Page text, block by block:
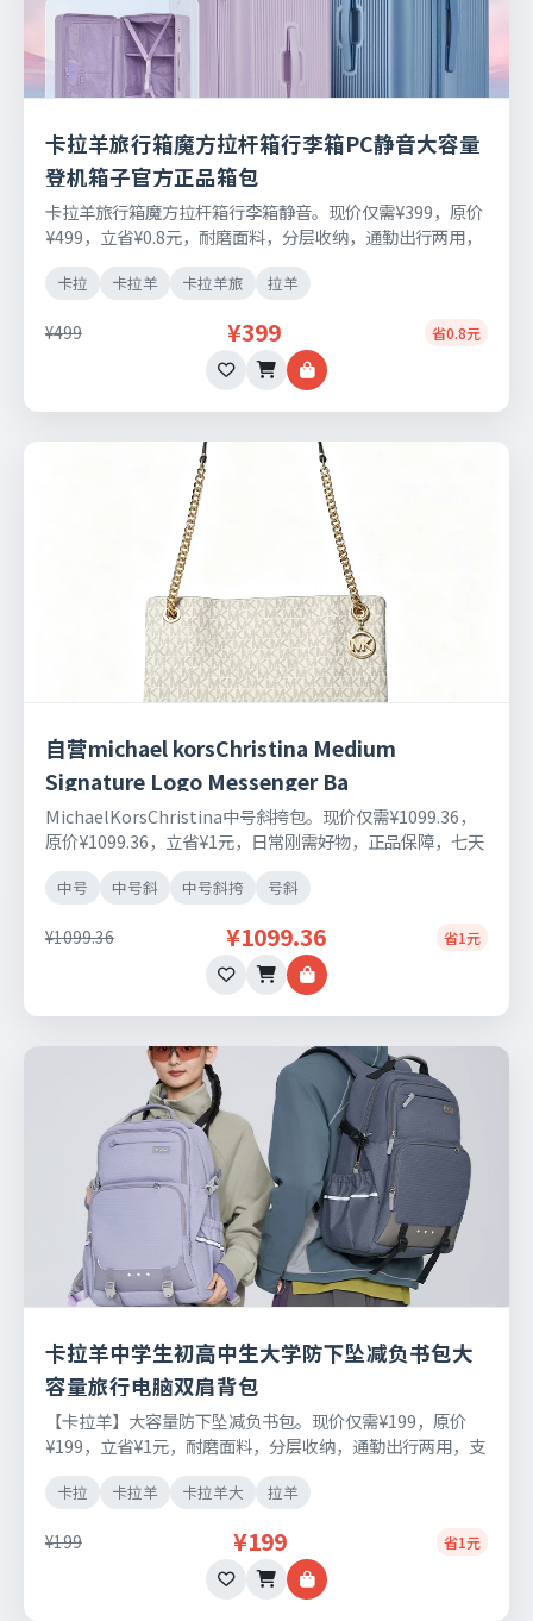
卡拉羊旅行箱魔方拉杆箱行李箱PC静音大容量
登机箱子官方正品箱包
卡拉羊旅行箱魔方拉杆箱行李箱静音。现价仅需¥399，原价
¥499，立省¥0.8元，耐磨面料，分层收纳，通勤出行两用，
卡拉 卡拉羊 卡拉羊旅 拉羊
¥499 ¥399 省0.8元
自营michael korsChristina Medium
Signature Logo Messenger Ba
MichaelKorsChristina中号斜挎包。现价仅需¥1099.36，
原价¥1099.36，立省¥1元，日常刚需好物，正品保障，七天
中号 中号斜 中号斜挎 号斜
¥1099.36 ¥1099.36 省1元
卡拉羊中学生初高中生大学防下坠减负书包大
容量旅行电脑双肩背包
【卡拉羊】大容量防下坠减负书包。现价仅需¥199，原价
¥199，立省¥1元，耐磨面料，分层收纳，通勤出行两用，支
卡拉 卡拉羊 卡拉羊大 拉羊
¥199 ¥199 省1元